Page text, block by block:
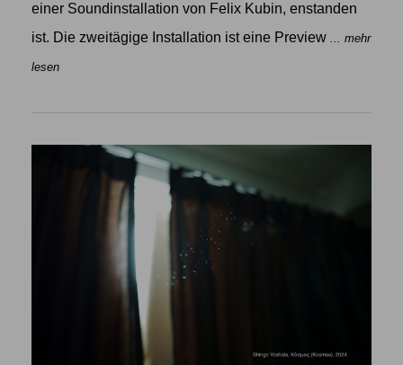
einer Soundinstallation von Felix Kubin, enstanden
ist. Die zweitägige Installation ist eine Preview ... mehr
lesen